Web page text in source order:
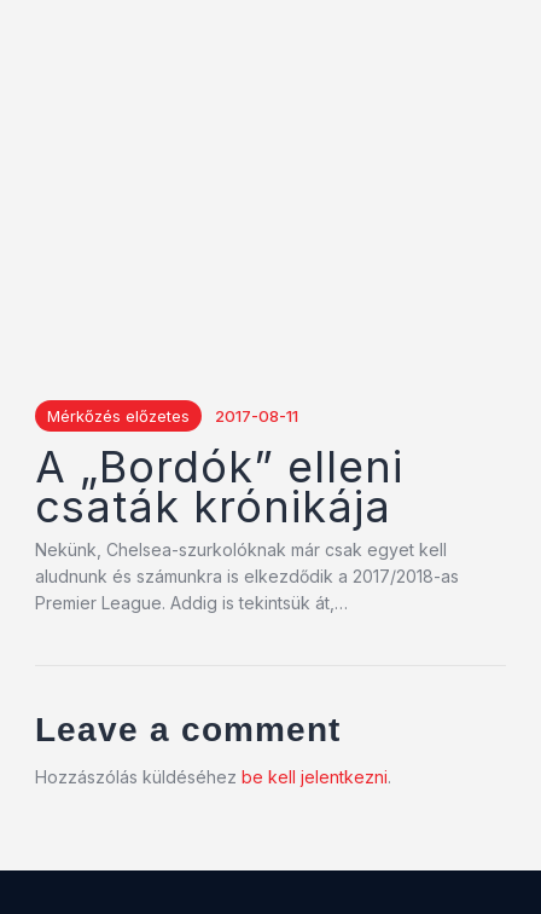
Mérkőzés előzetes 2017-08-11
A „Bordók” elleni
csaták krónikája
Nekünk, Chelsea-szurkolóknak már csak egyet kell
aludnunk és számunkra is elkezdődik a 2017/2018-as
Premier League. Addig is tekintsük át,…
Leave a comment
Hozzászólás küldéséhez be kell jelentkezni.